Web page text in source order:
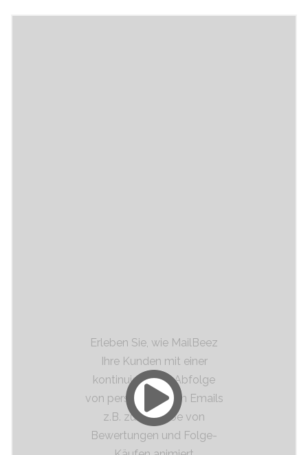
Erleben Sie, wie MailBeez
Ihre Kunden mit einer
kontinuierlichen Abfolge
von personalisierten Emails
z.B. zur Abgabe von
Bewertungen und Folge-